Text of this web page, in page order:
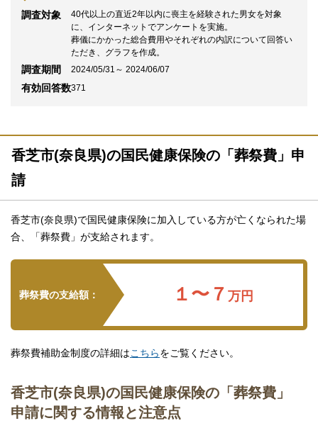
調査対象
40代以上の直近2年以内に喪主を経験された男女を対象
に、インターネットでアンケートを実施。
葬儀にかかった総合費用やそれぞれの内訳について回答い
ただき、グラフを作成。
調査期間 2024/05/31～ 2024/06/07
有効回答数371
香芝市(奈良県)の国民健康保険の「葬祭費」申
請
香芝市(奈良県)で国民健康保険に加入している方が亡くなられた場
合、「葬祭費」が支給されます。
葬祭費の支給額： １〜７万円
葬祭費補助金制度の詳細はこちらをご覧ください。
香芝市(奈良県)の国民健康保険の「葬祭費」
申請に関する情報と注意点